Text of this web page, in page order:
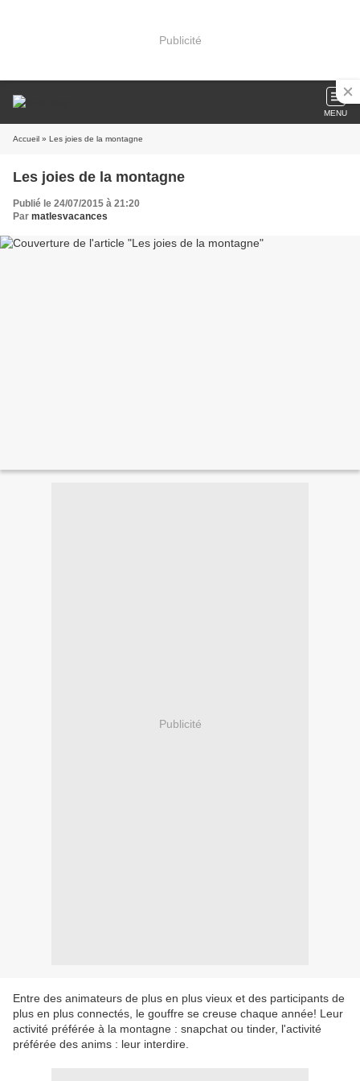
Publicité
MENU
Accueil » Les joies de la montagne
Les joies de la montagne
Publié le 24/07/2015 à 21:20
Par matlesvacances
Publicité
Entre des animateurs de plus en plus vieux et des participants de
plus en plus connectés, le gouffre se creuse chaque année! Leur
activité préférée à la montagne : snapchat ou tinder, l'activité
préférée des anims : leur interdire.